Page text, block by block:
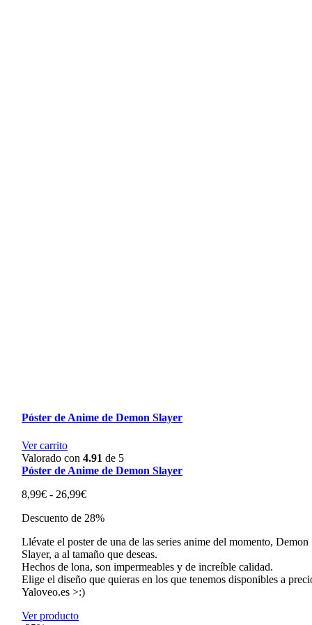
Póster de Anime de Demon Slayer
Ver carrito
Valorado con4.91 de 5
Póster de Anime de Demon Slayer
8,99€ - 26,99€Rango
precios:
8,99€
hasta
26,99€
Descuento de 28%
Llévate el poster de una de las series anime del momento, Demon
Slayer, a al tamaño que deseas.
Hechos de lona, son impermeables y de increíble calidad.
Elige el diseño que quieras en los que tenemos disponibles a
Yaloveo.es >:)
Ver producto